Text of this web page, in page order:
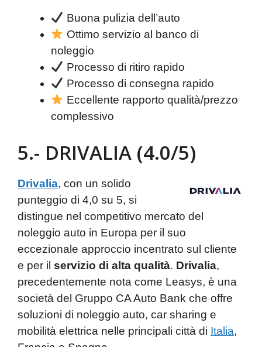
Buona pulizia dell’auto
Ottimo servizio al banco di
noleggio
Processo di ritiro rapido
Processo di consegna rapido
Eccellente rapporto qualità/prezzo
complessivo
5.- DRIVALIA (4.0/5)
Drivalia, con un solido
punteggio di 4,0 su 5, si
distingue nel competitivo mercato del
noleggio auto in Europa per il suo
eccezionale approccio incentrato sul cliente
e per il servizio di alta qualità. Drivalia,
precedentemente nota come Leasys, è una
società del Gruppo CA Auto Bank che offre
soluzioni di noleggio auto, car sharing e
mobilità elettrica nelle principali città di Italia,